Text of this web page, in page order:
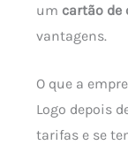
um cartão de
vantagens.
O que a
Logo depois
tarifas e se